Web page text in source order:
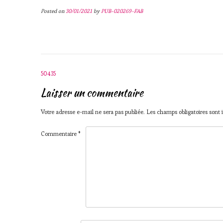
Posted on 30/01/2021 by PUB-020269-FAB
Post
50435
Laisser un commentaire
Votre adresse e-mail ne sera pas publiée. Les champs obligatoires sont
Commentaire *